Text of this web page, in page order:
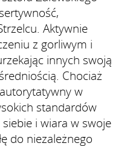
Aktywnie
z gorliwym i
innych swoją
Chociaż
w
standardów
i wiara w swoje
do niezależnego